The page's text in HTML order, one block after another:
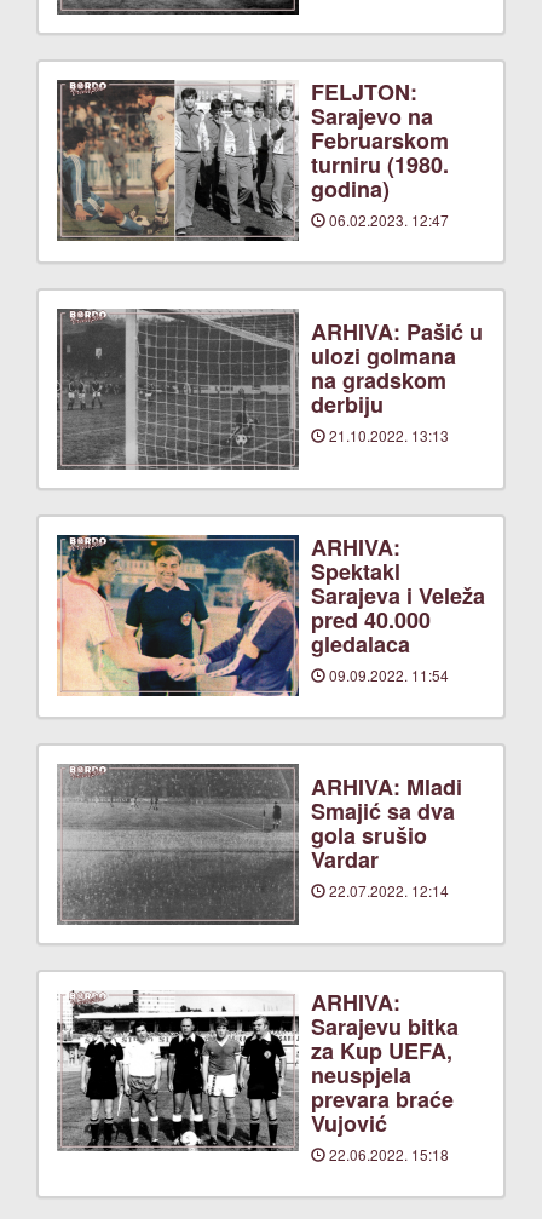
FELJTON:
Sarajevo na
Februarskom
turniru (1980.
godina)
06.02.2023. 12:47
ARHIVA: Pašić u
ulozi golmana
na gradskom
derbiju
21.10.2022. 13:13
ARHIVA:
Spektakl
Sarajeva i Veleža
pred 40.000
gledalaca
09.09.2022. 11:54
ARHIVA: Mladi
Smajić sa dva
gola srušio
Vardar
22.07.2022. 12:14
ARHIVA:
Sarajevu bitka
za Kup UEFA,
neuspjela
prevara braće
Vujović
22.06.2022. 15:18